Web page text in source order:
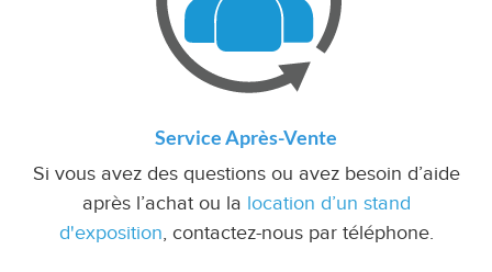
Service Après-Vente
Si vous avez des questions ou avez besoin d’aide
après l’achat ou la location d’un stand
d'exposition, contactez-nous par téléphone.